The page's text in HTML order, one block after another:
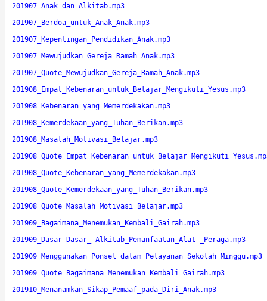
201907_Anak_dan_Alkitab.mp3
201907_Berdoa_untuk_Anak_Anak.mp3
201907_Kepentingan_Pendidikan_Anak.mp3
201907_Mewujudkan_Gereja_Ramah_Anak.mp3
201907_Quote_Mewujudkan_Gereja_Ramah_Anak.mp3
201908_Empat_Kebenaran_untuk_Belajar_Mengikuti_Yesus.mp3
201908_Kebenaran_yang_Memerdekakan.mp3
201908_Kemerdekaan_yang_Tuhan_Berikan.mp3
201908_Masalah_Motivasi_Belajar.mp3
201908_Quote_Kebenaran_yang_Memerdekakan.mp3
201908_Quote_Kemerdekaan_yang_Tuhan_Berikan.mp3
201908_Quote_Masalah_Motivasi_Belajar.mp3
201909_Bagaimana_Menemukan_Kembali_Gairah.mp3
201909_Dasar-Dasar_ Alkitab_Pemanfaatan_Alat _Peraga.mp3
201909_Menggunakan_Ponsel_dalam_Pelayanan_Sekolah_Minggu.mp3
201909_Quote_Bagaimana_Menemukan_Kembali_Gairah.mp3
201910_Menanamkan_Sikap_Pemaaf_pada_Diri_Anak.mp3